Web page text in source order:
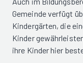
Gemeinde verfügt
Kindergärten, die
Kinder
ihre Kinder hier